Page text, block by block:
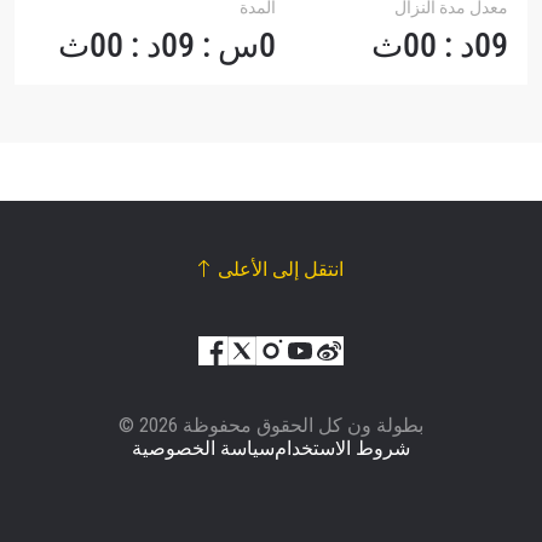
معدل مدة النزال
09د : 00ث
المدة
0س : 09د : 00ث
انتقل إلى الأعلى
© بطولة ون كل الحقوق محفوظة 2026
سياسة الخصوصيةشروط الاستخدام